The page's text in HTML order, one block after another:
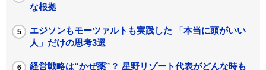
な根拠
エジソンもモーツァルトも実践した 「本当に頭がいい
人」だけの思考3選
経営戦略は“かぜ薬”？ 星野リゾート代表がどんな時も